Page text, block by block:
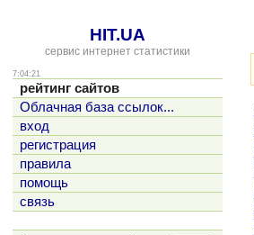
HIT.UA
сервис интернет статистики
7:04:21
рейтинг сайтов
Облачная база ссылок...
вход
регистрация
правила
помощь
связь